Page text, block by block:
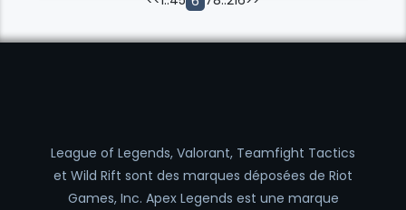
League of Legends, Valorant, Teamfight Tactics
et Wild Rift sont des marques déposées de Riot
Games, Inc. Apex Legends est une marque